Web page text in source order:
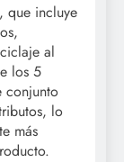
que incluye
al
los 5
conjunto
lo
más